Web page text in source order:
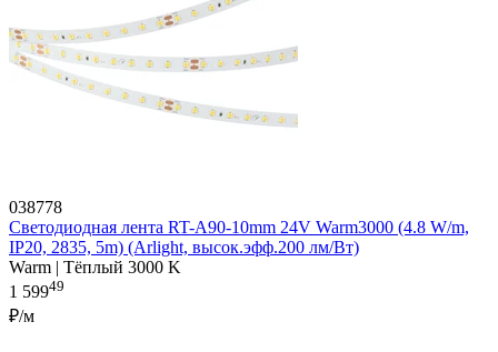
038778
Светодиодная лента RT-A90-10mm 24V Warm3000 (4.8 W/m,
IP20, 2835, 5m) (Arlight, высок.эфф.200 лм/Вт)
Warm | Тёплый 3000 K
1 59949
₽/м